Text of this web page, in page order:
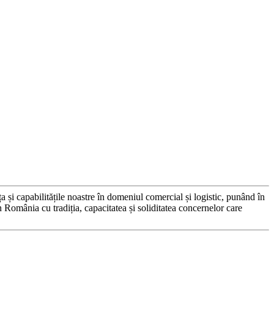
capabilitățile noastre în domeniul comercial și logistic, punând în
cu tradiția, capacitatea și soliditatea concernelor care